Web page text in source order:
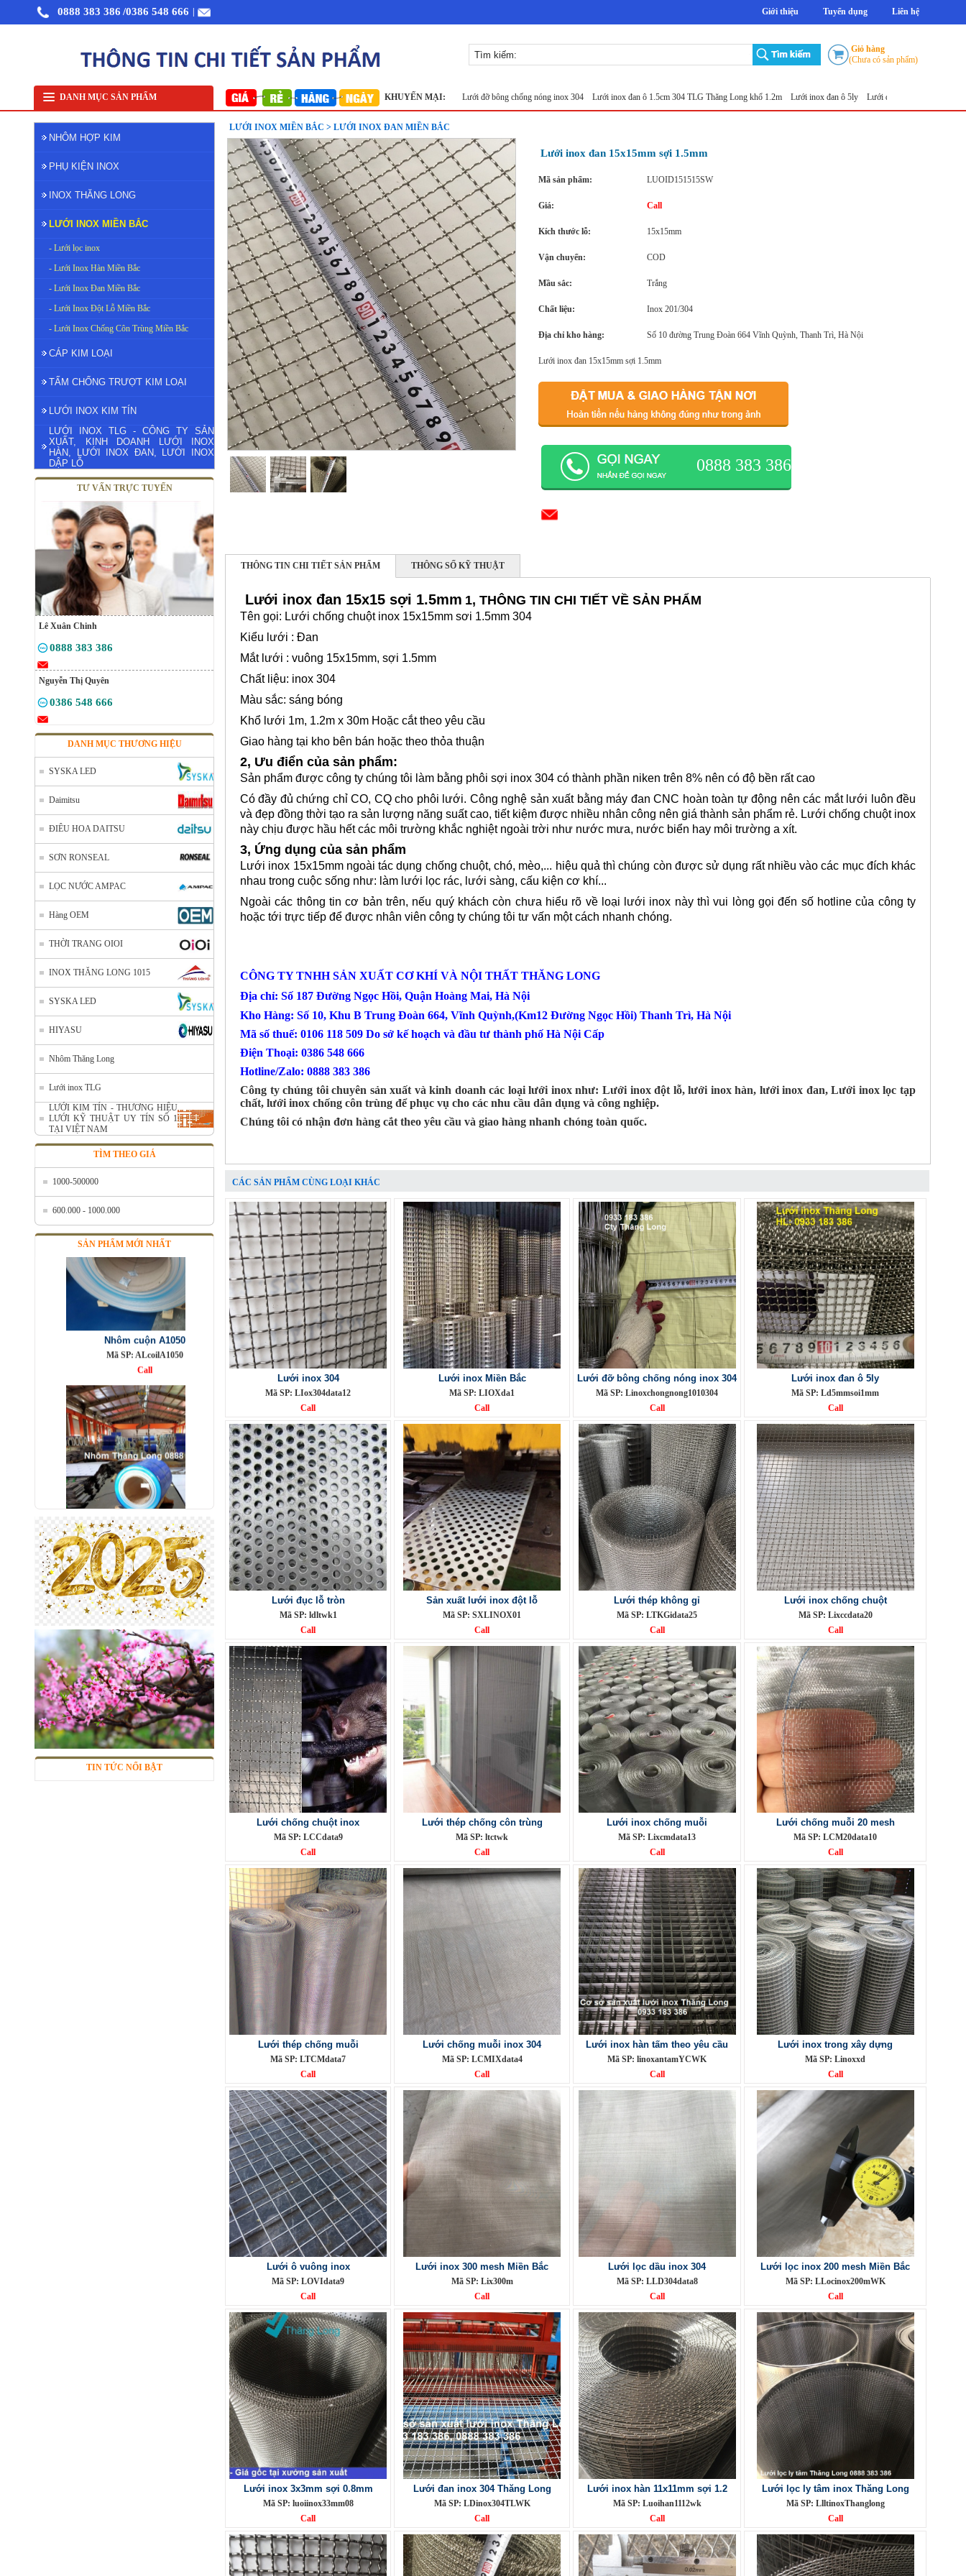
0888 383 386 /0386 548 666 Giới thiệu Tuyển dụng Liên hệ
Giỏ hàng
(Chưa có sản phẩm)
DANH MỤC SẢN PHẨM KHUYẾN MẠI:
Nhôm cuộn cắt lẻ Nhôm cuộn A1050 Nhôm bảo ôn cuộn mỏng A1050 Lưới inox 304 Lưới inox Miền Bắc Lưới đỡ bông chống nóng inox 304 Lưới inox đan ô 1.5cm 304 TLG Thăng Long khổ 1.2m Lưới inox đan ô 5ly Lưới đục lỗ tròn
NHÔM HỢP KIM
PHỤ KIỆN INOX
INOX THĂNG LONG
LƯỚI INOX MIỀN BẮC
- Lưới lọc inox
- Lưới Inox Hàn Miền Bắc
- Lưới Inox Đan Miền Bắc
- Lưới Inox Đột Lỗ Miền Bắc
- Lưới Inox Chống Côn Trùng Miền Bắc
CÁP KIM LOẠI
TẤM CHỐNG TRƯỢT KIM LOẠI
LƯỚI INOX KIM TÍN
LƯỚI INOX TLG - CÔNG TY SẢN
XUẤT, KINH DOANH LƯỚI INOX
HÀN, LƯỚI INOX ĐAN, LƯỚI INOX
DẬP LỖ
TƯ VẤN TRỰC TUYẾN
Lê Xuân Chinh
0888 383 386
Nguyễn Thị Quyên
0386 548 666
DANH MỤC THƯƠNG HIỆU
SYSKA LED
Daimitsu
ĐIÊU HOA DAITSU
SƠN RONSEAL
LỌC NƯỚC AMPAC
Hàng OEM
THỜI TRANG OIOI
INOX THĂNG LONG 1015
SYSKA LED
HIYASU
Nhôm Thăng Long
Lưới inox TLG
LƯỚI KIM TÍN - THƯƠNG HIỆU
LƯỚI KỸ THUẬT UY TÍN SỐ 1
TẠI VIỆT NAM
TÌM THEO GIÁ
1000-500000
600.000 - 1000.000
SẢN PHẨM MỚI NHẤT
Nhôm cuộn cắt lẻ
Nhôm cuộn A1050
Mã SP: ALcoilA1050
Call
Nhôm bảo ôn cuộn mỏng A1050
Mã SP: AbaoonA1050
Call
Lưới inox 304
Mã SP: LIox304data12
Call
TIN TỨC NỔI BẬT
LƯỚI INOX MIỀN BẮC > LƯỚI INOX ĐAN MIỀN BẮC
Lưới inox đan 15x15mm sợi 1.5mm
Mã sản phẩm: LUOID151515SW
Giá: Call
Kích thước lỗ: 15x15mm
Vận chuyển: COD
Mầu sắc: Trắng
Chất liệu: Inox 201/304
Địa chỉ kho hàng: Số 10 đường Trung Đoàn 664 Vĩnh Quỳnh, Thanh Trì, Hà Nội
Lưới inox đan 15x15mm sợi 1.5mm
0888 383 386
THÔNG TIN CHI TIẾT SẢN PHẨM THÔNG SỐ KỸ THUẬT
Lưới inox đan 15x15 sợi 1.5mm 1, THÔNG TIN CHI TIẾT VỀ SẢN PHẨM
Tên gọi: Lưới chống chuột inox 15x15mm sơi 1.5mm 304
Kiểu lưới : Đan
Mắt lưới : vuông 15x15mm, sợi 1.5mm
Chất liệu: inox 304
Màu sắc: sáng bóng
Khổ lưới 1m, 1.2m x 30m Hoặc cắt theo yêu cầu
Giao hàng tại kho bên bán hoặc theo thỏa thuận
2, Ưu điển của sản phẩm:
Sản phẩm được công ty chúng tôi làm bằng phôi sợi inox 304 có thành phần niken trên 8% nên có độ bền rất cao
Có đầy đủ chứng chỉ CO, CQ cho phôi lưới. Công nghệ sản xuất bằng máy đan CNC hoàn toàn tự động nên các mắt lưới luôn đều
và đẹp đồng thời tạo ra sản lượng năng suất cao, tiết kiệm được nhiều nhân công nên giá thành sản phẩm rẻ. Lưới chống chuột inox
này chịu được hầu hết các môi trường khắc nghiệt ngoài trời như nước mưa, nước biển hay môi trường a xít.
3, Ứng dụng của sản phẩm
Lưới inox 15x15mm ngoài tác dụng chống chuột, chó, mèo,... hiệu quả thì chúng còn được sử dụng rất nhiều vào các mục đích khác
nhau trong cuộc sống như: làm lưới lọc rác, lưới sàng, cấu kiện cơ khí...
Ngoài các thông tin cơ bản trên, nếu quý khách còn chưa hiểu rõ về loại lưới inox này thì vui lòng gọi đến số hotline của công ty
hoặc tới trực tiếp để được nhân viên công ty chúng tôi tư vấn một cách nhanh chóng.
CÔNG TY TNHH SẢN XUẤT CƠ KHÍ VÀ NỘI THẤT THĂNG LONG
Địa chỉ: Số 187 Đường Ngọc Hồi, Quận Hoàng Mai, Hà Nội
Kho Hàng: Số 10, Khu B Trung Đoàn 664, Vĩnh Quỳnh,(Km12 Đường Ngọc Hồi) Thanh Trì, Hà Nội
Mã số thuế: 0106 118 509 Do sở kế hoạch và đầu tư thành phố Hà Nội Cấp
Điện Thoại: 0386 548 666
Hotline/Zalo: 0888 383 386
Công ty chúng tôi chuyên sản xuất và kinh doanh các loại lưới inox như: Lưới inox đột lỗ, lưới inox hàn, lưới inox đan, Lưới inox lọc tạp
chất, lưới inox chống côn trùng để phục vụ cho các nhu cầu dân dụng và công nghiệp.
Chúng tôi có nhận đơn hàng cắt theo yêu cầu và giao hàng nhanh chóng toàn quốc.
CÁC SẢN PHẨM CÙNG LOẠI KHÁC
Lưới inox 304
Mã SP: LIox304data12
Call
Lưới inox Miền Bắc
Mã SP: LIOXda1
Call
Lưới đỡ bông chống nóng inox 304
Mã SP: Linoxchongnong1010304
Call
Lưới inox đan ô 5ly
Mã SP: Ld5mmsoi1mm
Call
Lưới đục lỗ tròn
Mã SP: ldltwk1
Call
Sản xuất lưới inox đột lỗ
Mã SP: SXLINOX01
Call
Lưới thép không gỉ
Mã SP: LTKGidata25
Call
Lưới inox chống chuột
Mã SP: Lixccdata20
Call
Lưới chống chuột inox
Mã SP: LCCdata9
Call
Lưới thép chống côn trùng
Mã SP: ltctwk
Call
Lưới inox chống muỗi
Mã SP: Lixcmdata13
Call
Lưới chống muỗi 20 mesh
Mã SP: LCM20data10
Call
Lưới thép chống muỗi
Mã SP: LTCMdata7
Call
Lưới chống muỗi inox 304
Mã SP: LCMIXdata4
Call
Lưới inox hàn tấm theo yêu cầu
Mã SP: linoxantamYCWK
Call
Lưới inox trong xây dựng
Mã SP: Linoxxd
Call
Lưới ô vuông inox
Mã SP: LOVIdata9
Call
Lưới inox 300 mesh Miền Bắc
Mã SP: Lix300m
Call
Lưới lọc dầu inox 304
Mã SP: LLD304data8
Call
Lưới lọc inox 200 mesh Miền Bắc
Mã SP: LLocinox200mWK
Call
Lưới inox 3x3mm sợi 0.8mm
Mã SP: luoiinox33mm08
Call
Lưới đan inox 304 Thăng Long
Mã SP: LDinox304TLWK
Call
Lưới inox hàn 11x11mm sợi 1.2
Mã SP: Luoihan1112wk
Call
Lưới lọc ly tâm inox Thăng Long
Mã SP: LlltinoxThanglong
Call